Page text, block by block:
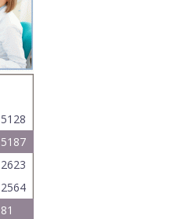
5128
5187
2623
2564
81